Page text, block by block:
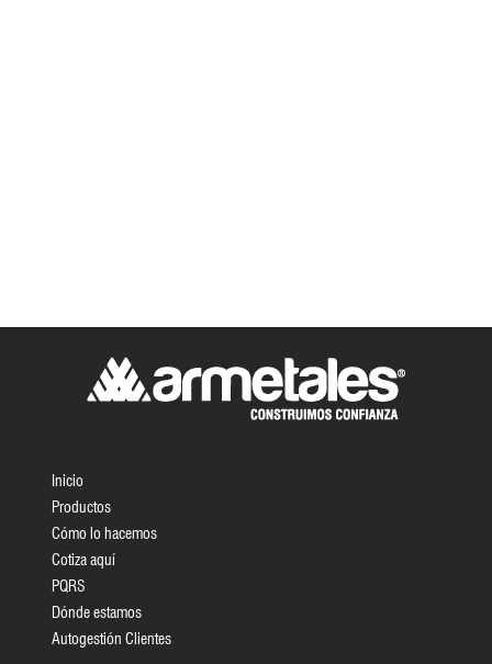
Inicio
Productos
Cómo lo hacemos
Cotiza aquí
PQRS
Dónde estamos
Autogestión Clientes